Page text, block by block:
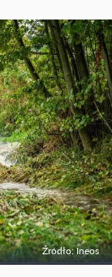
Źródło: Ineos